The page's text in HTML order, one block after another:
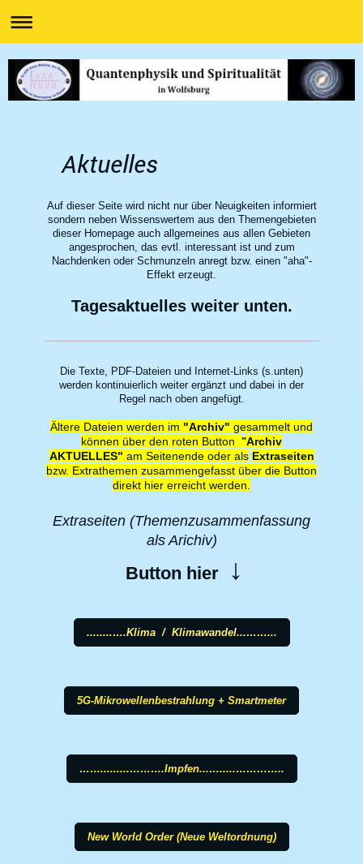
Aktuelles
Auf dieser Seite wird nicht nur über Neuigkeiten informiert
sondern neben Wissenswertem aus den Themengebieten
dieser Homepage auch allgemeines aus allen Gebieten
angesprochen, das evtl. interessant ist und zum
Nachdenken oder Schmunzeln anregt bzw. einen ʺahaʺ-
Effekt erzeugt.
Tagesaktuelles weiter unten.
Die Texte, PDF-Dateien und Internet-Links (s.unten)
werden kontinuierlich weiter ergänzt und dabei in der
Regel nach oben angefügt.
Ältere Dateien werden im "Archiv" gesammelt und
können über den roten Button "Archiv
AKTUELLES" am Seitenende oder als Extraseiten
bzw. Extrathemen zusammengefasst über die Button
direkt hier erreicht werden.
Extraseiten (Themenzusammenfassung
als Arichiv)
Button hier ↓
........….Klima / Klimawandel...……...
5G-Mikrowellenbestrahlung + Smartmeter
…….........……….Impfen...….....…………..
New World Order (Neue Weltordnung)